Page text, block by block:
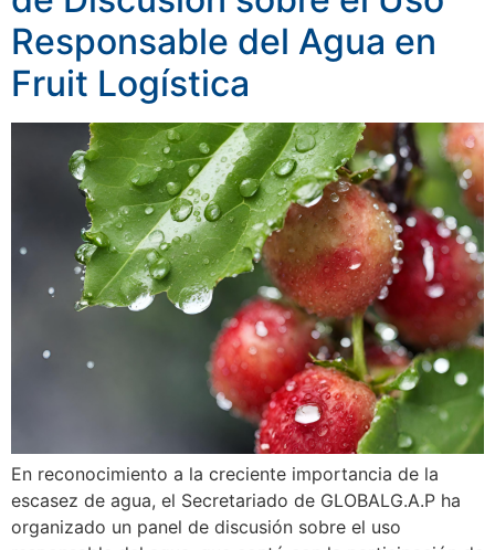
Responsable del Agua en
Fruit Logística
En reconocimiento a la creciente importancia de la
escasez de agua, el Secretariado de GLOBALG.A.P ha
organizado un panel de discusión sobre el uso